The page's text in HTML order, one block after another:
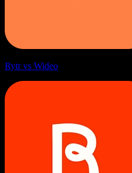
Rytr vs Wideo